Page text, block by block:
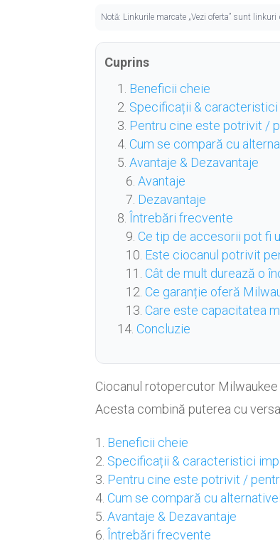
Notă: Linkurile marcate „Vezi oferta” sunt
Cuprins
Beneficii cheie
Specificații &
Pentru cine este potrivit /
Cum se compară cu
Avantaje & Dezavantaje
Avantaje
Dezavantaje
Întrebări frecvente
Ce tip de accesorii pot fi
Este ciocanul potrivit
Cât de mult durează o
Ce garanție oferă
Care este capacitatea
Concluzie
Ciocanul rotopercutor
Acesta combină puterea cu
Beneficii cheie
Specificații & caracteristici
Pentru cine este potrivit /
Cum se compară cu
Avantaje & Dezavantaje
Întrebări frecvente